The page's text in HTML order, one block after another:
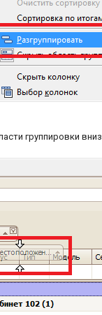
группировки вниз